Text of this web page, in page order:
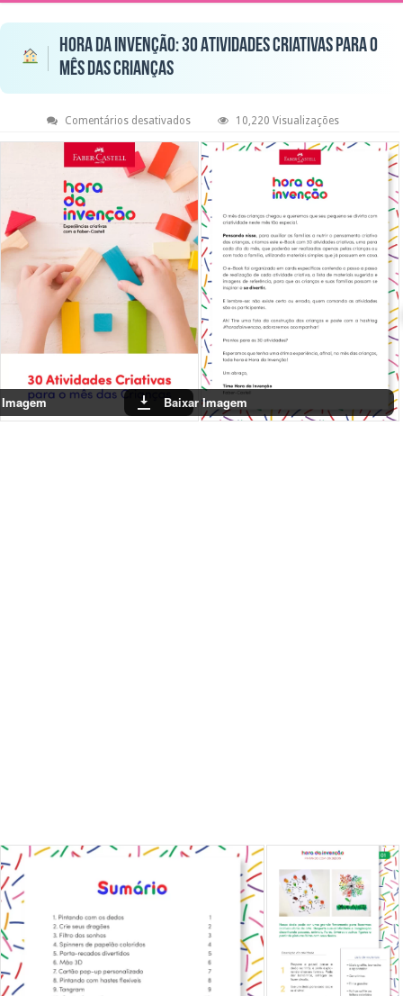
Hora da Invenção: 30 Atividades Criativas para o
Mês das Crianças
Comentários desativadosem
da
Invenção:
30
Atividades
Criativas
para
o
Mês
das
Crianças
10,220 Visualizações
Baixar Imagem